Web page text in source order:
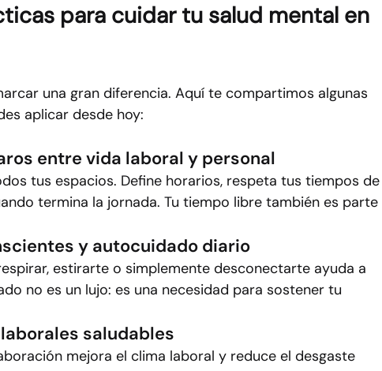
para cuidar tu salud mental en
una gran diferencia. Aquí te compartimos algunas
aplicar desde hoy:
entre vida laboral y personal
tus espacios. Define horarios, respeta tus tiempos de
termina la jornada. Tu tiempo libre también es parte
y autocuidado diario
estirarte o simplemente desconectarte ayuda a
no es un lujo: es una necesidad para sostener tu
saludables
mejora el clima laboral y reduce el desgaste